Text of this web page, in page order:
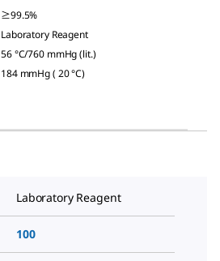
≥99.5%
Laboratory Reagent
56 °C/760 mmHg (lit.)
184 mmHg ( 20 °C)
Laboratory Reagent
100